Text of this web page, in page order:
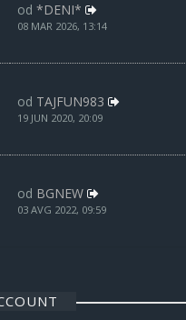
od *DENI*
08 MAR 2026, 13:14
od TAJFUN983
19 JUN 2020, 20:09
od BGNEW
03 AVG 2022, 09:59